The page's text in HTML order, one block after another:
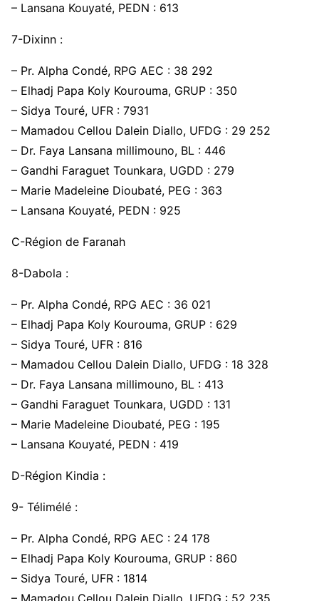
– Lansana Kouyaté, PEDN : 613
7-Dixinn :
– Pr. Alpha Condé, RPG AEC : 38 292
– Elhadj Papa Koly Kourouma, GRUP : 350
– Sidya Touré, UFR : 7931
– Mamadou Cellou Dalein Diallo, UFDG : 29 252
– Dr. Faya Lansana millimouno, BL : 446
– Gandhi Faraguet Tounkara, UGDD : 279
– Marie Madeleine Dioubaté, PEG : 363
– Lansana Kouyaté, PEDN : 925
C-Région de Faranah
8-Dabola :
– Pr. Alpha Condé, RPG AEC : 36 021
– Elhadj Papa Koly Kourouma, GRUP : 629
– Sidya Touré, UFR : 816
– Mamadou Cellou Dalein Diallo, UFDG : 18 328
– Dr. Faya Lansana millimouno, BL : 413
– Gandhi Faraguet Tounkara, UGDD : 131
– Marie Madeleine Dioubaté, PEG : 195
– Lansana Kouyaté, PEDN : 419
D-Région Kindia :
9- Télimélé :
– Pr. Alpha Condé, RPG AEC : 24 178
– Elhadj Papa Koly Kourouma, GRUP : 860
– Sidya Touré, UFR : 1814